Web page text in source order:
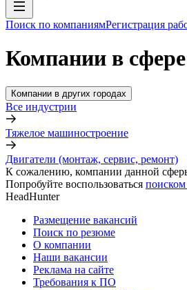
Поиск по компаниямРегистрация
Компании в
Компании в других городах
Все индустрии
Тяжелое машиностроение
Двигатели (монтаж, сервис, ремонт)
К сожалению, компании данной
Попробуйте воспользоваться
HeadHunter
Размещение вакансий
Поиск по резюме
О компании
Наши вакансии
Реклама на сайте
Требования к ПО